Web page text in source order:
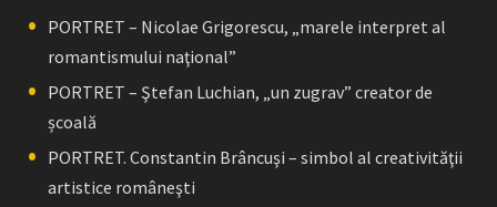
PORTRET – Nicolae Grigorescu, „marele interpret al
romantismului naţional”
PORTRET – Ştefan Luchian, „un zugrav” creator de
școală
PORTRET. Constantin Brâncuşi – simbol al creativităţii
artistice româneşti